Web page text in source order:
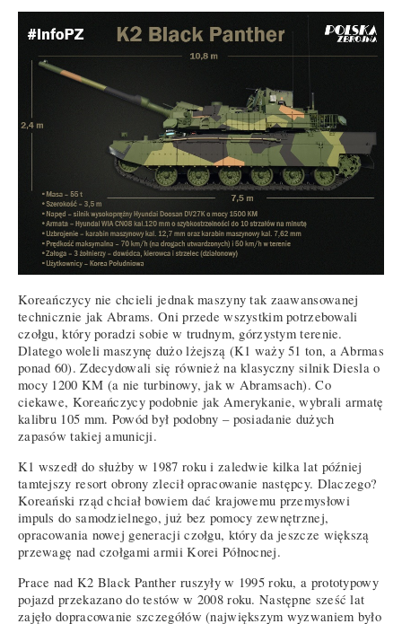
Koreańczycy nie chcieli jednak maszyny tak zaawansowanej
technicznie jak Abrams. Oni przede wszystkim potrzebowali
czołgu, który poradzi sobie w trudnym, górzystym terenie.
Dlatego woleli maszynę dużo lżejszą (K1 waży 51 ton, a Abrmas
ponad 60). Zdecydowali się również na klasyczny silnik Diesla o
mocy 1200 KM (a nie turbinowy, jak w Abramsach). Co
ciekawe, Koreańczycy podobnie jak Amerykanie, wybrali armatę
kalibru 105 mm. Powód był podobny – posiadanie dużych
zapasów takiej amunicji.
K1 wszedł do służby w 1987 roku i zaledwie kilka lat później
tamtejszy resort obrony zlecił opracowanie następcy. Dlaczego?
Koreański rząd chciał bowiem dać krajowemu przemysłowi
impuls do samodzielnego, już bez pomocy zewnętrznej,
opracowania nowej generacji czołgu, który da jeszcze większą
przewagę nad czołgami armii Korei Północnej.
Prace nad K2 Black Panther ruszyły w 1995 roku, a prototypowy
pojazd przekazano do testów w 2008 roku. Następne sześć lat
zajęło dopracowanie szczegółów (największym wyzwaniem było